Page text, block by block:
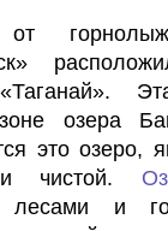
озера
это озеро,
чистой.
лесами и